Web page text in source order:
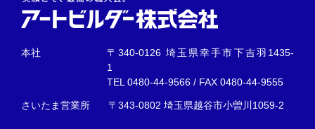
本社
〒340-0126 埼玉県幸手市下吉羽1435-
1
TEL0480-44-9566 / FAX 0480-44-9555
さいたま営業所 〒343-0802 埼玉県越谷市小曽川1059-2